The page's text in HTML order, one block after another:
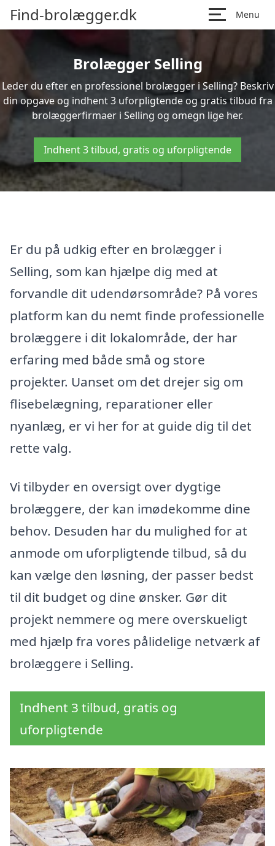
Find-brolægger.dk Menu
Brolægger Selling
Leder du efter en professionel brolægger i Selling? Beskriv
din opgave og indhent 3 uforpligtende og gratis tilbud fra
brolæggerfirmaer i Selling og omegn lige her.
Indhent 3 tilbud, gratis og uforpligtende
Er du på udkig efter en brolægger i
Selling, som kan hjælpe dig med at
forvandle dit udendørsområde? På vores
platform kan du nemt finde professionelle
brolæggere i dit lokalområde, der har
erfaring med både små og store
projekter. Uanset om det drejer sig om
flisebelægning, reparationer eller
nyanlæg, er vi her for at guide dig til det
rette valg.
Vi tilbyder en oversigt over dygtige
brolæggere, der kan imødekomme dine
behov. Desuden har du mulighed for at
anmode om uforpligtende tilbud, så du
kan vælge den løsning, der passer bedst
til dit budget og dine ønsker. Gør dit
projekt nemmere og mere overskueligt
med hjælp fra vores pålidelige netværk af
brolæggere i Selling.
Indhent 3 tilbud, gratis og
uforpligtende